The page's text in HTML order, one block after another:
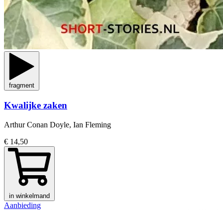
fragment
Kwalijke zaken
Arthur Conan Doyle, Ian Fleming
€ 14,50
in winkelmand
Aanbieding